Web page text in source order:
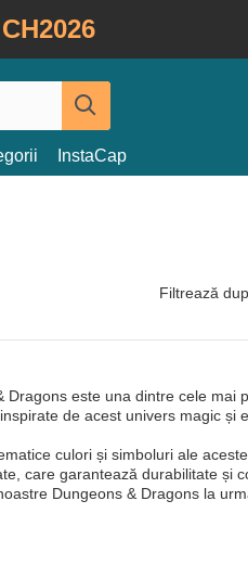
CH2026
InstaCap
Filtrează
este una dintre cele mai
de acest univers magic și
culori și simboluri ale
care garantează durabilitate și
Dungeons & Dragons la